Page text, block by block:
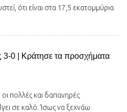
ότι είναι στα 17,5 εκατομμύρια
0 | Κράτησε τα προσχήματα
οι πολλές και δαπανηρές
σε καλό. Ίσως να ξεχνάω